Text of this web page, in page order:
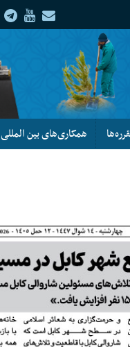
همکاری‌های بین المللی